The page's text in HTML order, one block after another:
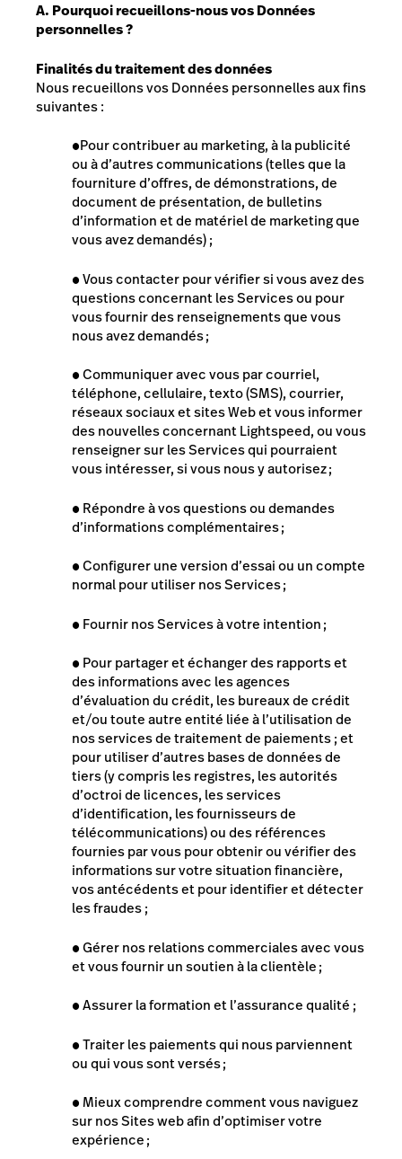
A. Pourquoi recueillons-nous vos Données
personnelles ?
Finalités du traitement des données
Nous recueillons vos Données personnelles aux fins
suivantes :
●Pour contribuer au marketing, à la publicité
ou à d’autres communications (telles que la
fourniture d’offres, de démonstrations, de
document de présentation, de bulletins
d’information et de matériel de marketing que
vous avez demandés) ;
●Vous contacter pour vérifier si vous avez des
questions concernant les Services ou pour
vous fournir des renseignements que vous
nous avez demandés ;
●Communiquer avec vous par courriel,
téléphone, cellulaire, texto (SMS), courrier,
réseaux sociaux et sites Web et vous informer
des nouvelles concernant Lightspeed, ou vous
renseigner sur les Services qui pourraient
vous intéresser, si vous nous y autorisez ;
● Répondre à vos questions ou demandes
d’informations complémentaires ;
●Configurer une version d’essai ou un compte
normal pour utiliser nos Services ;
● Fournir nos Services à votre intention ;
● Pour partager et échanger des rapports et
des informations avec les agences
d’évaluation du crédit, les bureaux de crédit
et/ou toute autre entité liée à l’utilisation de
nos services de traitement de paiements ; et
pour utiliser d’autres bases de données de
tiers (y compris les registres, les autorités
d’octroi de licences, les services
d’identification, les fournisseurs de
télécommunications) ou des références
fournies par vous pour obtenir ou vérifier des
informations sur votre situation financière,
vos antécédents et pour identifier et détecter
les fraudes ;
●Gérer nos relations commerciales avec vous
et vous fournir un soutien à la clientèle ;
●Assurer la formation et l’assurance qualité ;
●Traiter les paiements qui nous parviennent
ou qui vous sont versés;
●Mieux comprendre comment vous naviguez
sur nos Sites web afin d’optimiser votre
expérience ;